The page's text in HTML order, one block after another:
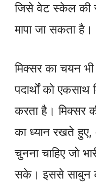
जिसे वेट स्केल की
मापा जा सकता है।
मिक्सर का चयन भी
पदार्थों को
करता है। मिक्सर
का ध्यान रखते
चुनना चाहिए जो
सके। इससे साबुन